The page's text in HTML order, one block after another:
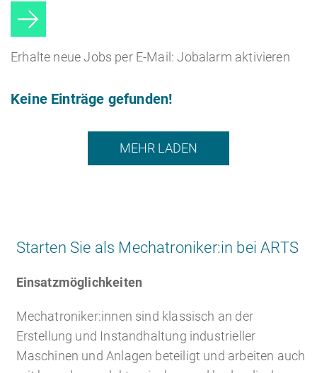
Erhalte neue Jobs per E-Mail: Jobalarm aktivieren
Keine Einträge gefunden!
MEHR LADEN
Starten Sie als Mechatroniker:in bei ARTS
Einsatzmöglichkeiten
Mechatroniker:innen sind klassisch an der
Erstellung und Instandhaltung industrieller
Maschinen und Anlagen beteiligt und arbeiten auch